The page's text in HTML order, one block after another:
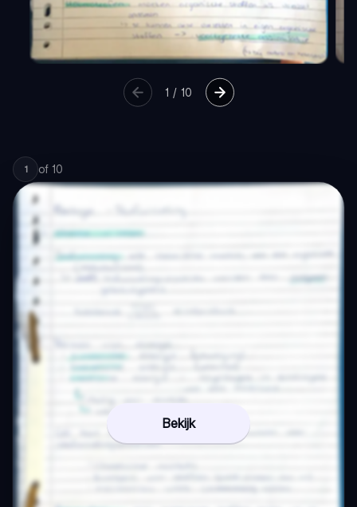
1 / 10
1 of 10
Bekijk